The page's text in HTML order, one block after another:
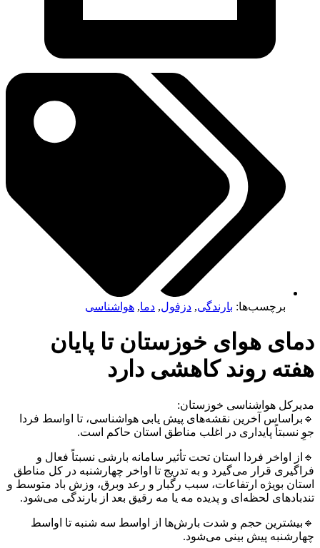
برچسب‌ها: بارندگی, دزفول, دما, هواشناسی
دمای هوای خوزستان تا پایان
هفته روند کاهشی دارد
مدیرکل هواشناسی خوزستان:
🔹براساس آخرین نقشه‌های پیش یابی هواشناسی، تا اواسط فردا
جوِ نسبتاً پایداری در اغلب مناطق استان حاکم است.
🔹از اواخر فردا استان تحت تأثیر سامانه بارشی نسبتاً فعال و
فراگیری قرار می‌گیرد و به تدریج تا اواخر چهارشنبه در کل مناطق
استان بویژه ارتفاعات، سبب رگبار و رعد وبرق، وزش باد متوسط و
تندباد‌های لحظه‌ای و پدیده مه یا مه رقیق بعد از بارندگی می‌شود.
🔹بیشترین حجم و شدت بارش‌ها از اواسط سه شنبه تا اواسط
چهارشنبه پیش بینی می‌شود.